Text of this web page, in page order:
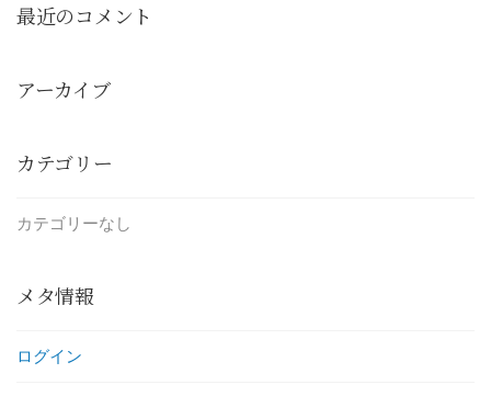
最近のコメント
アーカイブ
カテゴリー
カテゴリーなし
メタ情報
ログイン